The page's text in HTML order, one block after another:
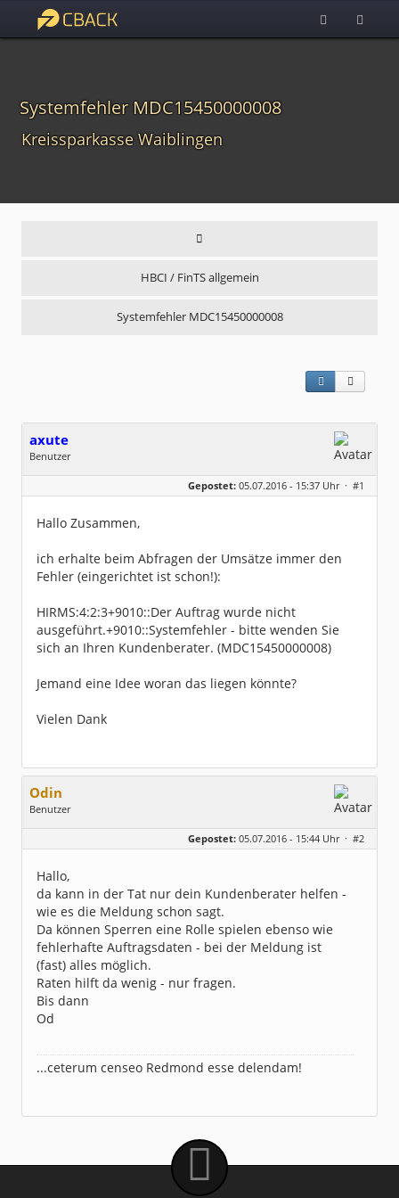
Systemfehler MDC15450000008
Kreissparkasse Waiblingen
HBCI / FinTS allgemein
Systemfehler MDC15450000008
axute
Benutzer
Geschlecht:
Dabei seit:
06 / 2014
Gepostet: 05.07.2016 - 15:37 Uhr · #1
Hallo Zusammen,
ich erhalte beim Abfragen der Umsätze immer den
Fehler (eingerichtet ist schon!):
HIRMS:4:2:3+9010::Der Auftrag wurde nicht
ausgeführt.+9010::Systemfehler - bitte wenden Sie
sich an Ihren Kundenberater. (MDC15450000008)
Jemand eine Idee woran das liegen könnte?
Vielen Dank
Odin
Benutzer
Homepage:
sparkasse-passau.d…
Dabei seit:
Gepostet: 05.07.2016 - 15:44 Uhr · #2
Hallo,
da kann in der Tat nur dein Kundenberater helfen -
wie es die Meldung schon sagt.
Da können Sperren eine Rolle spielen ebenso wie
fehlerhafte Auftragsdaten - bei der Meldung ist
(fast) alles möglich.
Raten hilft da wenig - nur fragen.
Bis dann
Od
...ceterum censeo Redmond esse delendam!